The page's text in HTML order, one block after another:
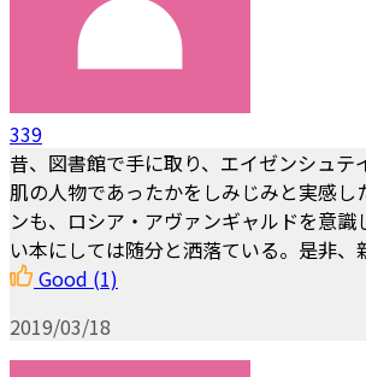
339
昔、図書館で手に取り、エイゼンシュテ
肌の人物であったかをしみじみと実感し
ンも、ロシア・アヴァンギャルドを意識
い本にしては随分と洒落ている。是非、
Good (1)
2019/03/18